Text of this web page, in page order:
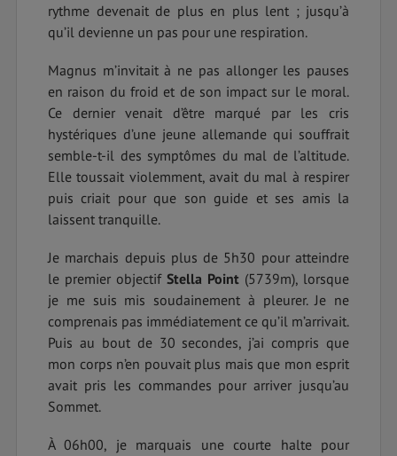
rythme devenait de plus en plus lent ; jusqu’à
qu’il devienne un pas pour une respiration.
Magnus m’invitait à ne pas allonger les pauses
en raison du froid et de son impact sur le moral.
Ce dernier venait d’être marqué par les cris
hystériques d’une jeune allemande qui souffrait
semble-t-il des symptômes du mal de l’altitude.
Elle toussait violemment, avait du mal à respirer
puis criait pour que son guide et ses amis la
laissent tranquille.
Je marchais depuis plus de 5h30 pour atteindre
le premier objectif Stella Point (5739m), lorsque
je me suis mis soudainement à pleurer. Je ne
comprenais pas immédiatement ce qu’il m’arrivait.
Puis au bout de 30 secondes, j’ai compris que
mon corps n’en pouvait plus mais que mon esprit
avait pris les commandes pour arriver jusqu’au
Sommet.
À 06h00, je marquais une courte halte pour